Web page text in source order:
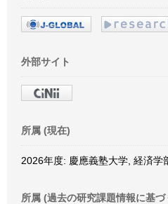
外部サイト
所属 (現在)
2026年度: 慶應義塾大学, 経済学
所属 (過去の研究課題情報に基づ